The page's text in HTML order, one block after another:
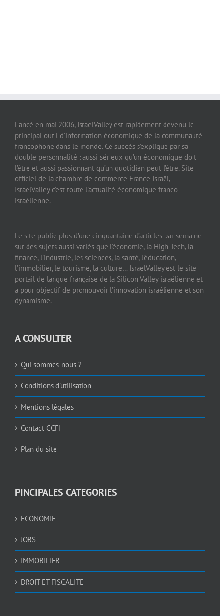
Lancé en mai 2006, IsraelValley est rapidement devenu le
principal outil d’information économique de la communauté
francophone dans le monde. Ce succès s’explique par sa
double personnalité : aussi sérieux qu’un économique doit
l’être et aussi passionnant qu’un quotidien peut l’être. Site
officiel de la chambre de commerce France Israël,
IsraelValley c’est toute l’actualité économique franco-
israélienne.
Le site publie plus d’une cinquantaine d’articles par semaine
sur des sujets aussi variés que l’économie, la High-Tech, la
finance, l’industrie, les sciences, la santé, l’éducation,
l’immobilier, le tourisme, la culture… IsraelValley est le site
portail de langue française de la Silicon Valley israélienne et
a pour objectif de promouvoir l’innovation israélienne et son
dynamisme.
A CONSULTER
Qui sommes-nous ?
Conditions d’utilisation
Mentions légales
Contact CCFI
Plan du site
PINCIPALES CATEGORIES
ECONOMIE
JOBS
IMMOBILIER
DROIT ET FISCALITE